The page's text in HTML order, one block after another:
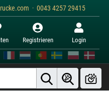
· 0043 4257 29415
Registrieren Login